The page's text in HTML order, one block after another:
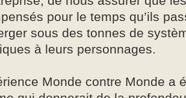
pour le temps qu’ils
sous des tonnes de
à leurs personnages.
Monde contre Monde a